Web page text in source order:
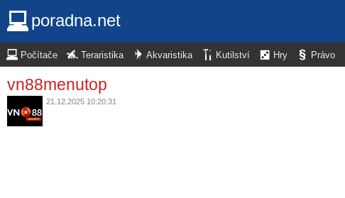
poradna.net
Počítače Teraristika Akvaristika Kutilství Hry Právo
vn88menutop
21.12.2025 10:20:31